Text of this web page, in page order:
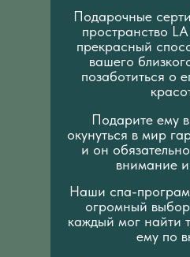
Подарочные
пространство
прекрасный
вашего
позаботиться о
Подарите ему
окунуться в мир
и он
внимание и
Наши спа-
огромный выбор
каждый мог найти
ему по